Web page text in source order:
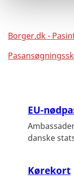
Borger.dk -
EU-
danske
Kørekort